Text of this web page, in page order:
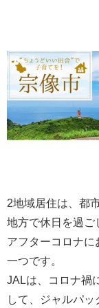
2地域居住は、都
地方で休日を過ご
アフターコロナ
一つです。
JALは、コロナ禍
して、ジャルパ